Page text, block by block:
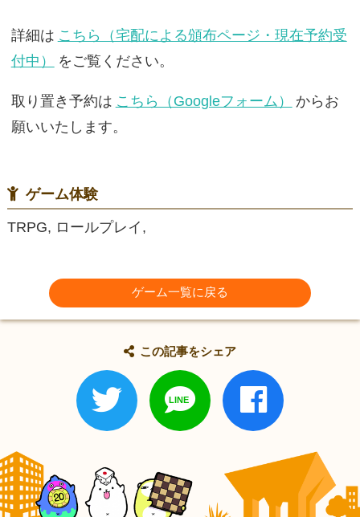
詳細は こちら（宅配による頒布ページ・現在予約受
付中）
をご覧ください。
取り置き予約は こちら（Googleフォーム）
からお
願いいたします。
ゲーム体験
TRPG, ロールプレイ,
ゲーム一覧に戻る
この記事をシェア